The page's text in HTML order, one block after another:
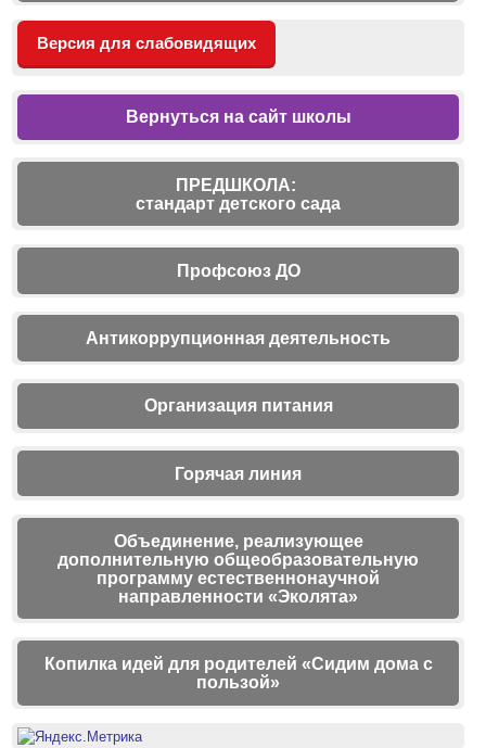
Версия для слабовидящих
Вернуться на сайт школы
ПРЕДШКОЛА:
стандарт детского сада
Профсоюз ДО
Антикоррупционная деятельность
Организация питания
Горячая линия
Объединение, реализующее
дополнительную общеобразовательную
программу естественнонаучной
направленности «Эколята»
Копилка идей для родителей «Сидим дома с
пользой»